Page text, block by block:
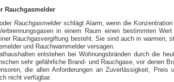
Rauchgasmelder
Rauchgasmelderschlägt Alarm, wenn die
in einem Raum einen bestimmten
Rauchgasvergiftung besteht. Sie sind auch in warmen,
und Rauchwarnmelder versagen.
entstehen bei Wohnungsbränden durch die
sehr gefährliche Brand- und Rauchgase, vor denen
die allen Anforderungen an Zuverlässigkeit, Preis
nicht verfügbar.